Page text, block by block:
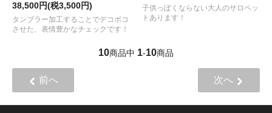
38,500円(税3,500円)
タンブラー加工することでデコボコ
させた、表情豊かなチェックです！
子供っぽくならない大人のサロペッ
トあります！
10商品中 1-10商品
前へ 次へ